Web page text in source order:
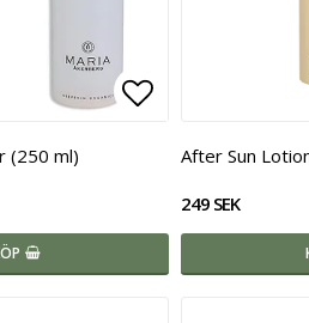
Lägg till i
(250 ml)
After Sun
249 SEK